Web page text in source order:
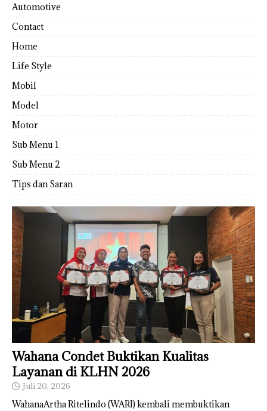
Automotive
Contact
Home
Life Style
Mobil
Model
Motor
Sub Menu 1
Sub Menu 2
Tips dan Saran
Wahana Condet Buktikan Kualitas
Layanan di KLHN 2026
Juli 20, 2026
WahanaArtha Ritelindo (WARI) kembali membuktikan